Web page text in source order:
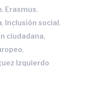
, Erasmus,
, Inclusión social,
ciudadana,
,
Izquierdo